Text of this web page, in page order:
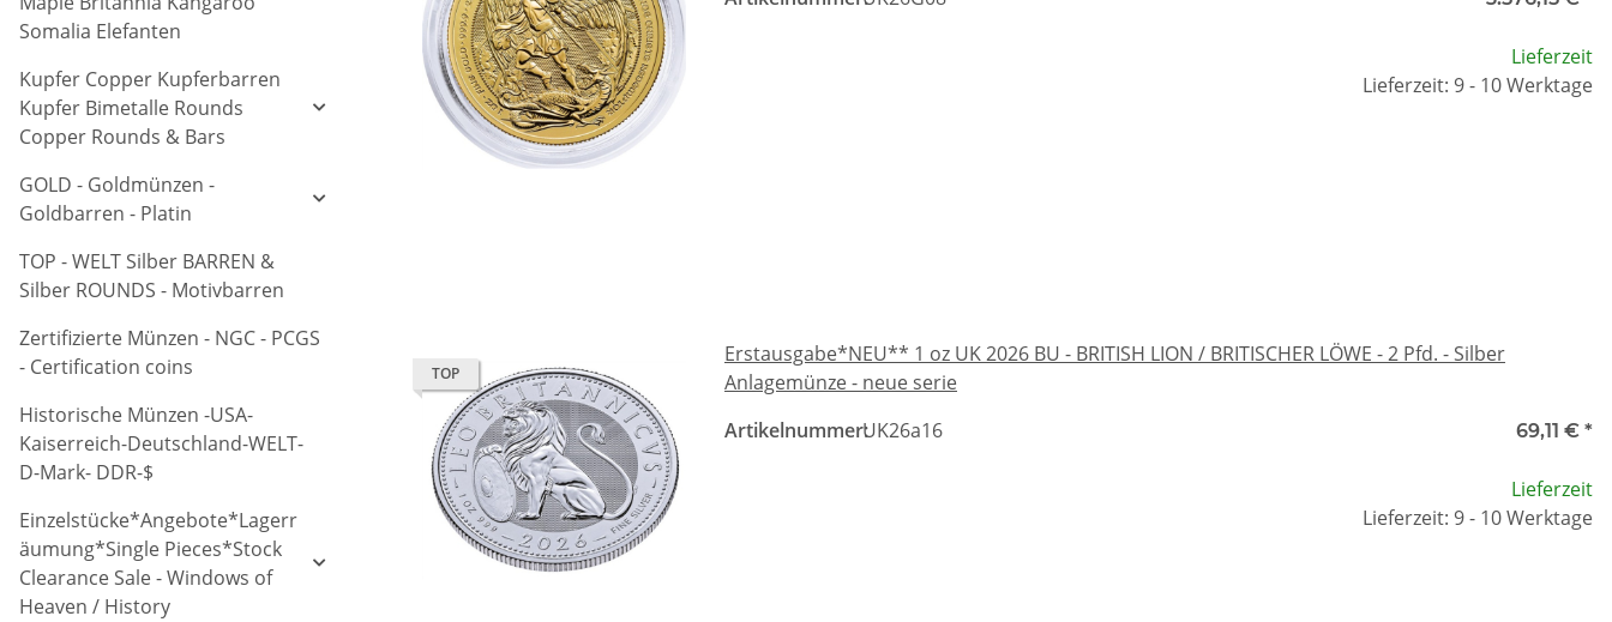
Lieferzeit
Lieferzeit: 9 - 10 Werktage
TOP
Erstausgabe*NEU** 1 oz UK 2026 BU - BRITISH LION / BRITISCHER LÖWE - 2 Pfd. - Silber
Anlagemünze - neue serie
Artikelnummer:UK26a16 69,11 € *
Lieferzeit
Lieferzeit: 9 - 10 Werktage
Somalia Elefanten
Kupfer Copper Kupferbarren
Kupfer Bimetalle Rounds
Copper Rounds & Bars
GOLD - Goldmünzen -
Goldbarren - Platin
TOP - WELT Silber BARREN &
Silber ROUNDS - Motivbarren
Zertifizierte Münzen - NGC - PCGS
- Certification coins
Historische Münzen -USA-
Kaiserreich-Deutschland-WELT-
D-Mark- DDR-$
Einzelstücke*Angebote*Lagerr
äumung*Single Pieces*Stock
Clearance Sale - Windows of
Heaven / History